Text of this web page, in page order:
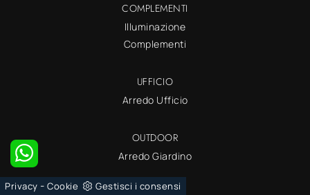
COMPLEMENTI
Illuminazione
Complementi
UFFICIO
Arredo Ufficio
OUTDOOR
Arredo Giardino
Privacy - Cookie Gestisci i consensi